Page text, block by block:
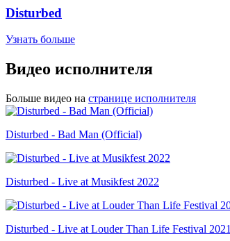
Disturbed
Узнать больше
Видео исполнителя
Больше видео на странице исполнителя
Disturbed - Bad Man (Official)
Disturbed - Live at Musikfest 2022
Disturbed - Live at Louder Than Life Festival 2021